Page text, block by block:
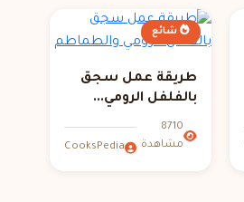
شائع
طريقة عمل سجق
بالفلفل الرومي...
8710
مشاهدة
CooksPedia